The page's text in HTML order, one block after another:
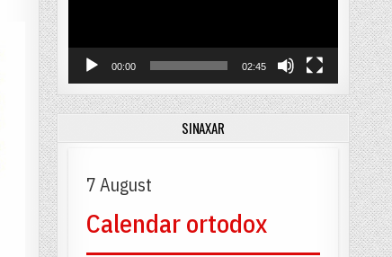
00:00 02:45
SINAXAR
7 August
Calendar ortodox